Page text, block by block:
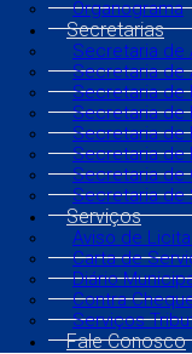
Organograma
Secretarias
Secretaria de
Secretaria de
Secretaria de
Secretaria de
Secretaria de
Secretaria de
Secretaria de
Secretaria de
Serviços
Aviso de
Carta de
Diário
Contra
Serviços
Fale Conosco